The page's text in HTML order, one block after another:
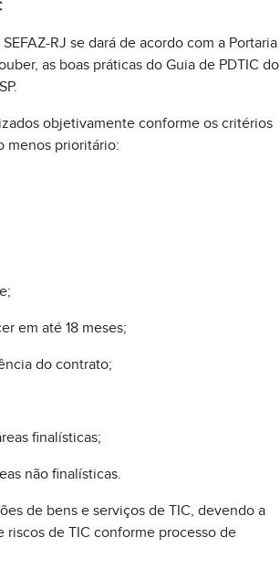
RJ se dará de acordo com a Portaria
as boas práticas do Guia de PDTIC do
objetivamente conforme os critérios
menos prioritário:
em até 18 meses;
do contrato;
finalísticas;
não finalísticas.
de bens e serviços de TIC, devendo a
riscos de TIC conforme processo de